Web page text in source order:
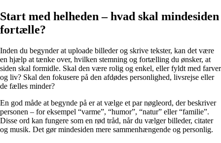
Start med helheden – hvad skal mindesiden
fortælle?
Inden du begynder at uploade billeder og skrive tekster, kan det være
en hjælp at tænke over, hvilken stemning og fortælling du ønsker, at
siden skal formidle. Skal den være rolig og enkel, eller fyldt med farver
og liv? Skal den fokusere på den afdødes personlighed, livsrejse eller
de fælles minder?
En god måde at begynde på er at vælge et par nøgleord, der beskriver
personen – for eksempel “varme”, “humor”, “natur” eller “familie”.
Disse ord kan fungere som en rød tråd, når du vælger billeder, citater
og musik. Det gør mindesiden mere sammenhængende og personlig.